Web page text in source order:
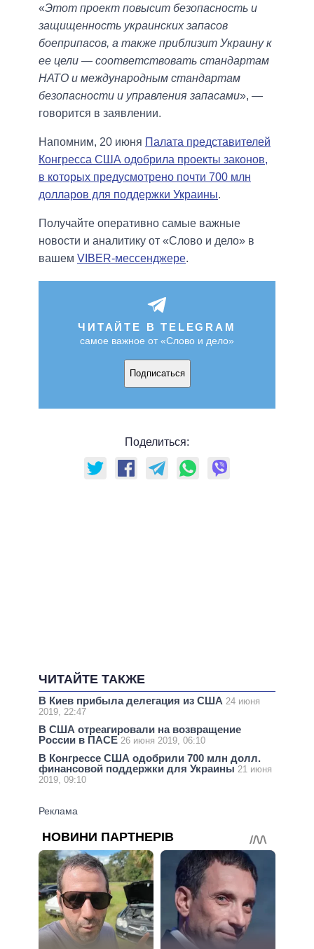
«Этот проект повысит безопасность и
защищенность украинских запасов
боеприпасов, а также приблизит Украину к
ее цели — соответствовать стандартам
НАТО и международным стандартам
безопасности и управления запасами», —
говорится в заявлении.
Напомним, 20 июня Палата представителей
Конгресса США одобрила проекты законов,
в которых предусмотрено почти 700 млн
долларов для поддержки Украины.
Получайте оперативно самые важные
новости и аналитику от «Слово и дело» в
вашем VIBER-мессенджере.
ЧИТАЙТЕ В TELEGRAM
самое важное от «Слово и дело»
Подписаться
Поделиться:
ЧИТАЙТЕ ТАКЖЕ
В Киев прибыла делегация из США 24 июня
2019, 22:47
В США отреагировали на возвращение
России в ПАСЕ 26 июня 2019, 06:10
В Конгрессе США одобрили 700 млн долл.
финансовой поддержки для Украины 21 июня
2019, 09:10